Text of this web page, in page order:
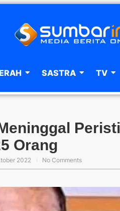
SASTRA TV
Orang
2022 No Comments